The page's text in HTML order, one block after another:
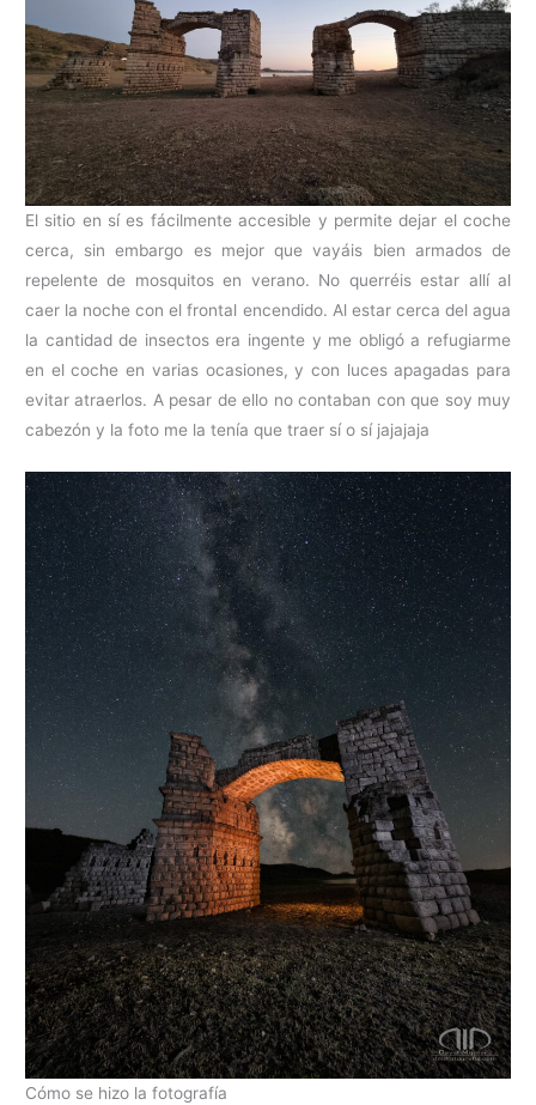
El sitio en sí es fácilmente accesible y permite dejar el coche
cerca, sin embargo es mejor que vayáis bien armados de
repelente de mosquitos en verano. No querréis estar allí al
caer la noche con el frontal encendido. Al estar cerca del agua
la cantidad de insectos era ingente y me obligó a refugiarme
en el coche en varias ocasiones, y con luces apagadas para
evitar atraerlos. A pesar de ello no contaban con que soy muy
cabezón y la foto me la tenía que traer sí o sí jajajaja
Cómo se hizo la fotografía